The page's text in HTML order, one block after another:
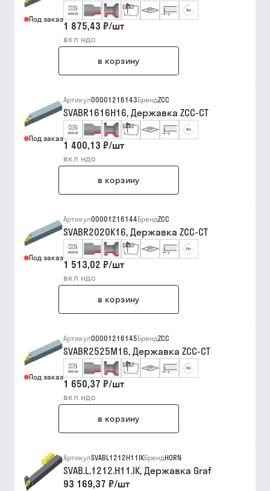
Под заказ
1 875,43 ₽/шт
вкл ндс
в корзину
Под заказ
Артикул00001216143БрендZCC
SVABR1616H16, Державка ZCC-CT
1 400,13 ₽/шт
вкл ндс
в корзину
Под заказ
Артикул00001216144БрендZCC
SVABR2020K16, Державка ZCC-CT
1 513,02 ₽/шт
вкл ндс
в корзину
Под заказ
Артикул00001216145БрендZCC
SVABR2525M16, Державка ZCC-CT
1 650,37 ₽/шт
вкл ндс
в корзину
АртикулSVABL1212H11IKБрендHORN
SVAB.L.1212.H11.IK, Державка Graf
93 169,37 ₽/шт